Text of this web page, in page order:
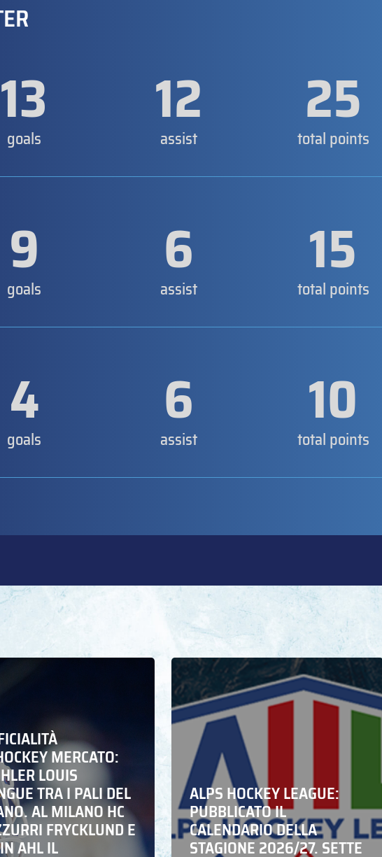
13
goals 12
assist 25
total points
9
goals 6
assist 15
total points
4
goals 6
assist 10
total points
MERCATO:
LOUIS
TRA I PALI DEL
AL MILANO HC
FRYCKLUND E
AHL IL
ALPS HOCKEY LEAGUE:
PUBBLICATO IL
CALENDARIO DELLA
STAGIONE 2026/27. SETTE